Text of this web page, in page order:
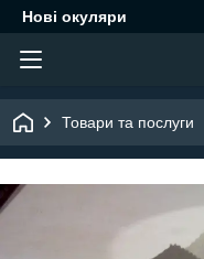
Нові окуляри
Товари та послуги